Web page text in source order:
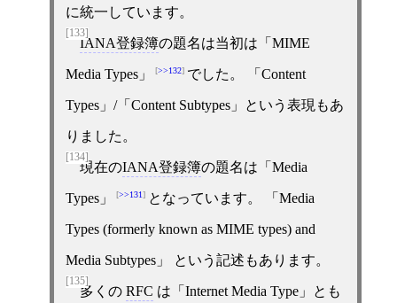
に統一しています。
[133]
IANA登録簿の題名は当初は「MIME
Media Types」 >>132 でした。 「Content
Types」/「Content Subtypes」という表現もあ
りました。
[134]
現在のIANA登録簿の題名は「Media
Types」 >>131 となっています。 「Media
Types (formerly known as MIME types) and
Media Subtypes」 という記述もあります。
[135]
多くの RFC は「Internet Media Type」とも